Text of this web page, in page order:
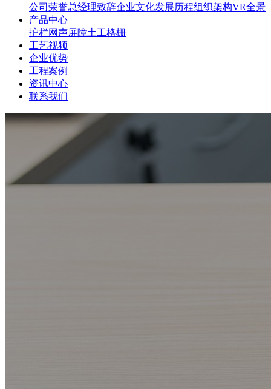
公司荣誉总经理致辞企业文化发展历程组织架构VR全景
产品中心
护栏网声屏障土工格栅
工艺视频
企业优势
工程案例
资讯中心
联系我们